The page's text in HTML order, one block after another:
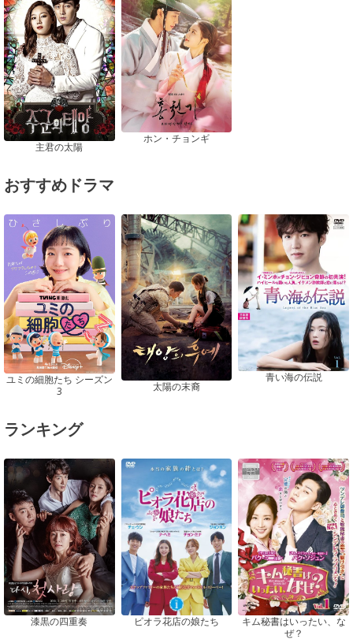
主君の太陽
ホン・チョンギ
おすすめドラマ
ユミの細胞たち シーズン
3
太陽の末裔
青い海の伝説
ランキング
漆黒の四重奏 ピオラ花店の娘たち
キム秘書はいったい、な
ぜ？